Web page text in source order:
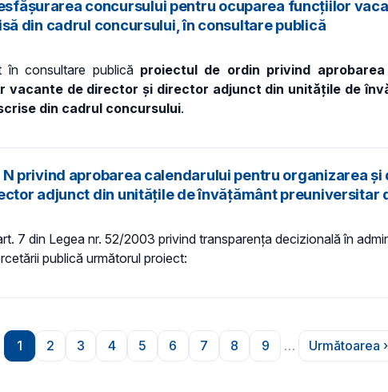
concursului pentru ocuparea funcțiilor
din cadrul concursului, în consultare publică
în consultare publică proiectul de ordin privind
vacante de director și director adjunct din unitățile de
din cadrul concursului.
N privind aprobarea calendarului pentru organizarea
adjunct din unitățile de învățământ preuniversitar
7 din Legea nr. 52/2003 privind transparenţa decizională în
publică următorul proiect:
Pagina
1
Pagina
2
Pagina
3
Pagina
4
Pagina
5
Pagina
6
Pagina
7
Pagina
8
Pagina
9 … Următoarea ›